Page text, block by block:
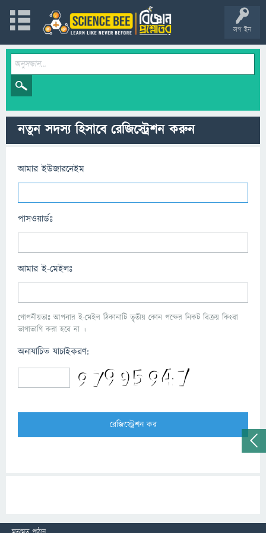
লগ ইন
নতুন সদস্য হিসাবে রেজিস্ট্রেশন করুন
আমার ইউজারনেইম
পাসওয়ার্ডঃ
আমার ই-মেইলঃ
গোপনীয়তাঃ আপনার ই-মেইল ঠিকানাটি তৃতীয় কোন পক্ষের নিকট বিক্রয় কিংবা
ভাগাভাগি করা হবে না ।
অনাযাচিত যাচাইকরণ: